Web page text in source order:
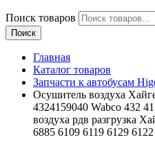
Поиск товаров
Поиск
Главная
Каталог товаров
Запчасти к автобусам
Осушитель воздуха
4324159040 Wabco 432
воздуха рдв разгрузка
6885 6109 6119 6129